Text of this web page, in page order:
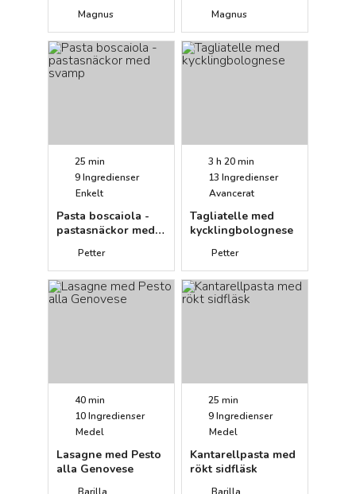
Magnus Magnus
25 min
9Ingredienser
Enkelt
Pasta boscaiola -
pastasnäckor med
Petter
3 h 20 min
13 Ingredienser
Avancerat
Tagliatelle med
kycklingbolognese
Petter
40 min
10Ingredienser
Medel
Lasagne med Pesto
alla Genovese
25 min
9Ingredienser
Medel
Kantarellpasta med
rökt sidfläsk